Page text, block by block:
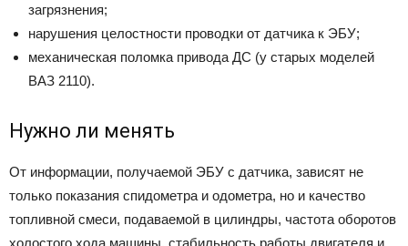
загрязнения;
нарушения целостности проводки от датчика к ЭБУ;
механическая поломка привода ДС (у старых моделей
ВАЗ 2110).
Нужно ли менять
От информации, получаемой ЭБУ с датчика, зависят не
только показания спидометра и одометра, но и качество
топливной смеси, подаваемой в цилиндры, частота оборотов
холостого хода машины, стабильность работы двигателя и